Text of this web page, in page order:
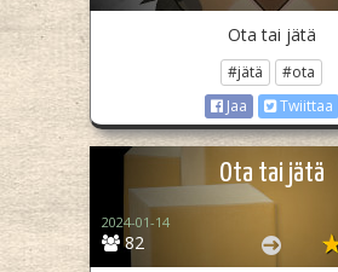
Ota tai jätä
#jätä
#ota
Jaa
Twiittaa
Ota tai jätä
82
2024-01-14